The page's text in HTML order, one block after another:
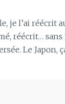
je l’ai réécrit
réécrit… sans
Le Japon,